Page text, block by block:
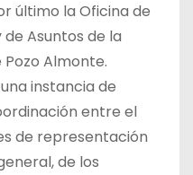
último la Oficina de
Asuntos de la
Almonte.
instancia de
entre el
de representación
de los